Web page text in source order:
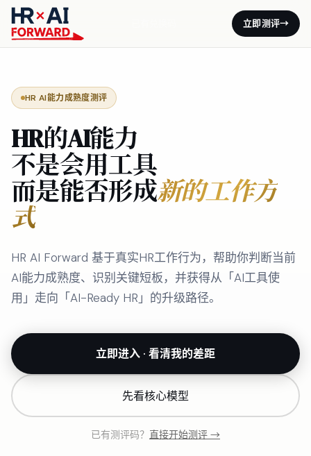
立即测评→
HR AI能力成熟度测评
HR的AI能力
不是会用工具
而是能否形成新的工作方
式
HR AI Forward 基于真实HR工作行为，帮助你判断当前
AI能力成熟度、识别关键短板，并获得从「AI工具使
用」走向「AI-Ready HR」的升级路径。
立即进入 · 看清我的差距
先看核心模型
已有测评码？ 直接开始测评 →